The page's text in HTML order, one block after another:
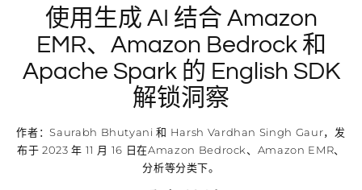
使用生成 AI 结合 Amazon
EMR、Amazon Bedrock 和
Apache Spark 的 English SDK
解锁洞察
作者：Saurabh Bhutyani 和 Harsh Vardhan Singh Gaur，发
布于 2023 年 11 月 16 日在Amazon Bedrock、Amazon EMR、
分析等分类下。